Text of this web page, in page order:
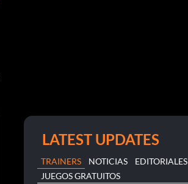
LATEST UPDATES
TRAINERS NOTICIAS
EDITORIALES
JUEGOS GRATUITOS